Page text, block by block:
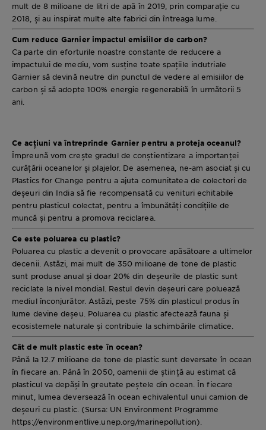
mult de 8 milioane de litri de apă în 2019, prin comparație cu
2018, și au inspirat multe alte fabrici din întreaga lume.
Cum reduce Garnier impactul emisiilor de carbon?
Ca parte din eforturile noastre constante de reducere a
impactului de mediu, vom susține toate spațiile indutriale
Garnier să devină neutre din punctul de vedere al emisiilor de
carbon și să adopte 100% energie regenerabilă în următorii 5
ani.
Ce acțiuni va întreprinde Garnier pentru a proteja oceanul?
Împreună vom crește gradul de conștientizare a importanței
curățării oceanelor și plajelor. De asemenea, ne-am asociat și cu
Plastics for Change pentru a ajuta comunitatea de colectori de
deșeuri din India să fie recompensată cu venituri echitabile
pentru plasticul colectat, pentru a îmbunătăți condițiile de
muncă și pentru a promova reciclarea.
Ce este poluarea cu plastic?
Poluarea cu plastic a devenit o provocare apăsătoare a ultimelor
decenii. Astăzi, mai mult de 350 milioane de tone de plastic
sunt produse anual și doar 20% din deșeurile de plastic sunt
reciclate la nivel mondial. Restul devin deșeuri care poluează
mediul înconjurător. Astăzi, peste 75% din plasticul produs în
lume devine deșeu. Poluarea cu plastic afectează fauna și
ecosistemele naturale și contribuie la schimbările climatice.
Cât de mult plastic este în ocean?
Până la 12.7 milioane de tone de plastic sunt deversate în ocean
în fiecare an. Până în 2050, oamenii de știință au estimat că
plasticul va depăși în greutate peștele din ocean. În fiecare
minut, lumea deversează în ocean echivalentul unui camion de
deșeuri cu plastic. (Sursa: UN Environment Programme
https://environmentlive.unep.org/marinepollution).